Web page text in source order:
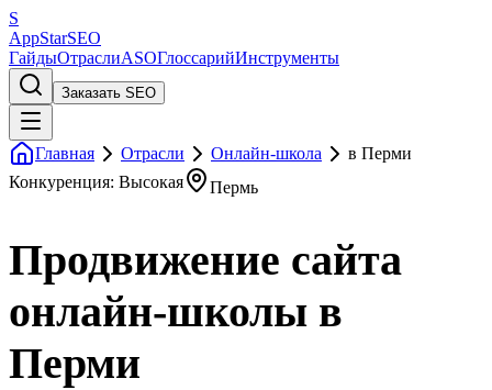
S
AppStarSEO
ГайдыОтраслиASOГлоссарийИнструменты
Заказать SEO
Главная Отрасли Онлайн-школа
в Перми
Конкуренция: Высокая
Пермь
Продвижение сайта
онлайн-школы в
Перми